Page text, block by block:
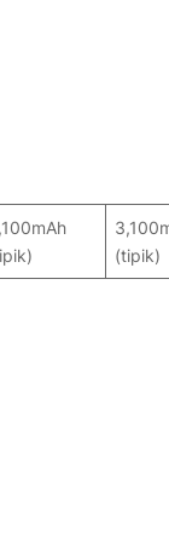
(tipik)